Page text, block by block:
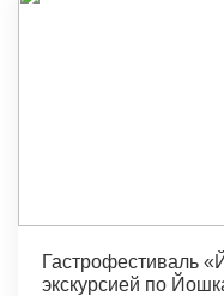
Гастрофестиваль
экскурсией по